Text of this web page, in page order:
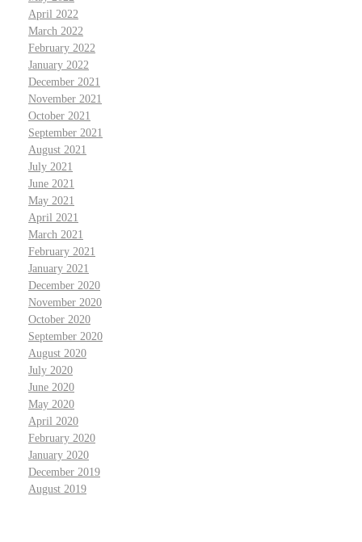
April 2022
March 2022
February 2022
January 2022
December 2021
November 2021
October 2021
September 2021
August 2021
July 2021
June 2021
May 2021
April 2021
March 2021
February 2021
January 2021
December 2020
November 2020
October 2020
September 2020
August 2020
July 2020
June 2020
May 2020
April 2020
February 2020
January 2020
December 2019
August 2019